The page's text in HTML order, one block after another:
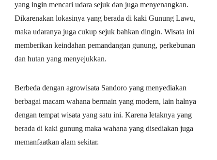
yang ingin mencari udara sejuk dan juga menyenangkan.
Dikarenakan lokasinya yang berada di kaki Gunung Lawu,
maka udaranya juga cukup sejuk bahkan dingin. Wisata ini
memberikan keindahan pemandangan gunung, perkebunan
dan hutan yang menyejukkan.
Berbeda dengan agrowisata Sandoro yang menyediakan
berbagai macam wahana bermain yang modern, lain halnya
dengan tempat wisata yang satu ini. Karena letaknya yang
berada di kaki gunung maka wahana yang disediakan juga
memanfaatkan alam sekitar.